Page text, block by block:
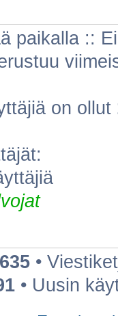
paikalla ::
on ollut
•
• Uusin